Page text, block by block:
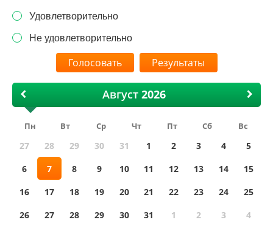
Удовлетворительно
Не удовлетворительно
Результаты
Август
Пн Вт Ср Чт Пт Сб Вс
27 28 29 30 31 1 2 3 4
5
6
7 8 9 10 11 12 13 14
15
16
17 18 19 20 21 22 23 24
25
26
27 28 29 30 31 1 2 3
4